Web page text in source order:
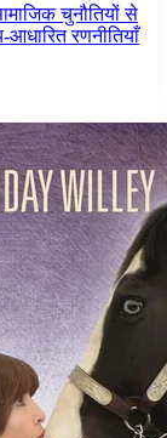
चुनौतियों से
रणनीतियाँ